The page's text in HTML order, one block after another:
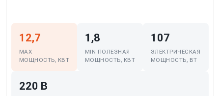
12,7
MAX
МОЩНОСТЬ, КВТ
1,8
MIN ПОЛЕЗНАЯ
МОЩНОСТЬ, КВТ
107
ЭЛЕКТРИЧЕСКАЯ
МОЩНОСТЬ, ВТ
220 В